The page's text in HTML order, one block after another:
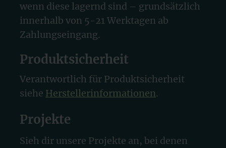
wenn diese lagernd sind – grundsätzlich
innerhalb von 5-21 Werktagen ab
Zahlungseingang.
Produktsicherheit
Verantwortlich für Produktsicherheit
siehe Herstellerinformationen.
Projekte
Sieh dir unsere Projekte an, bei denen